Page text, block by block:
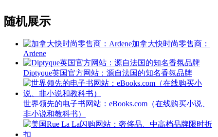
随机展示
加拿大快时尚零售商：
Ardene
Diptyque英国官方网站：源自法国的知名香氛品牌
世界领先的电子书网站：eBooks.com（在线购买小说、
非小说和教科书）